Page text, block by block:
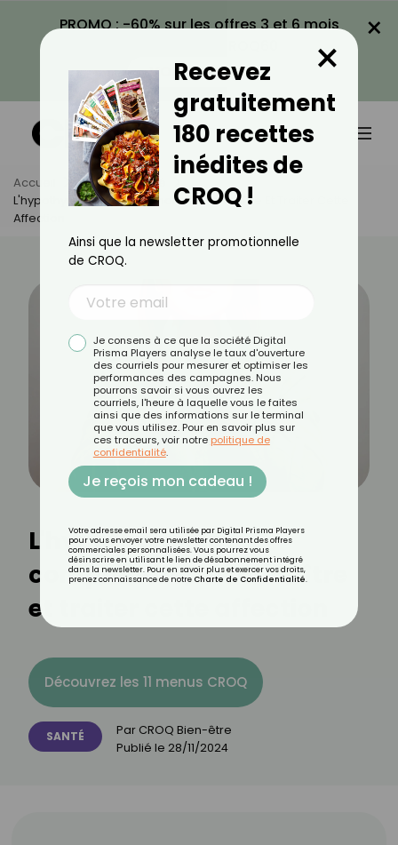
PROMO : -60% sur les offres 3 et 6 mois
VOIR LA PROMO
×
Accueil Actus
Santé
L'hypothyroïdie : Comprendre, Reconnaître Et Traiter Cette
Affection
L'hypothyroïdie :
comprendre, reconnaître
et traiter cette affection
Découvrez les 11 menus CROQ
SANTÉ Par CROQ Bien-être
Publié le 28/11/2024
Recevez
gratuitement
180 recettes
inédites de
CROQ !
×
Ainsi que la newsletter promotionnelle
de CROQ.
Je consens à ce que la société Digital
Prisma Players analyse le taux d'ouverture
des courriels pour mesurer et optimiser les
performances des campagnes. Nous
pourrons savoir si vous ouvrez les
courriels, l'heure à laquelle vous le faites
ainsi que des informations sur le terminal
que vous utilisez. Pour en savoir plus sur
ces traceurs, voir notre politique de
confidentialité.
Je reçois mon cadeau !
Votre adresse email sera utilisée par Digital Prisma Players
pour vous envoyer votre newsletter contenant des offres
commerciales personnalisées. Vous pourrez vous
désinscrire en utilisant le lien de désabonnement intégré
dans la newsletter. Pour en savoir plus et exercer vos droits,
prenez connaissance de notre Charte de Confidentialité.